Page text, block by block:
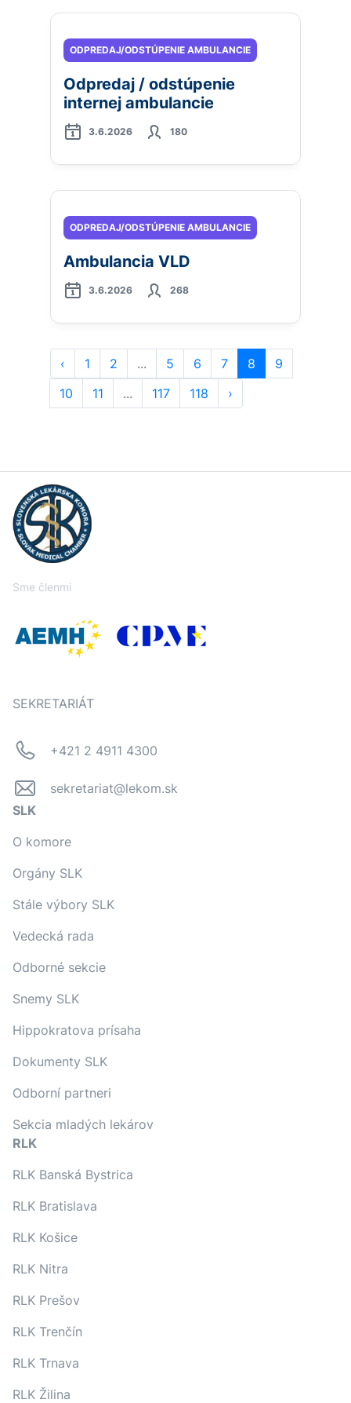
ODPREDAJ/ODSTÚPENIE AMBULANCIE
Odpredaj / odstúpenie
internej ambulancie
3.6.2026 180
ODPREDAJ/ODSTÚPENIE AMBULANCIE
Ambulancia VLD
3.6.2026 268
‹ 1 2 ... 5 6 7 8
9
10
11 ... 117 118 ›
Sme členmi
SEKRETARIÁT
+421 2 4911 4300
sekretariat@lekom.sk
SLK
O komore
Orgány SLK
Stále výbory SLK
Vedecká rada
Odborné sekcie
Snemy SLK
Hippokratova prísaha
Dokumenty SLK
Odborní partneri
Sekcia mladých lekárov
RLK
RLK Banská Bystrica
RLK Bratislava
RLK Košice
RLK Nitra
RLK Prešov
RLK Trenčín
RLK Trnava
RLK Žilina